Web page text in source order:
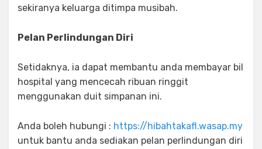
sekiranya keluarga ditimpa musibah.
Pelan Perlindungan Diri
Setidaknya, ia dapat membantu anda membayar bil
hospital yang mencecah ribuan ringgit
menggunakan duit simpanan ini.
Anda boleh hubungi : https://hibahtakafl.wasap.my
untuk bantu anda sediakan pelan perlindungan diri